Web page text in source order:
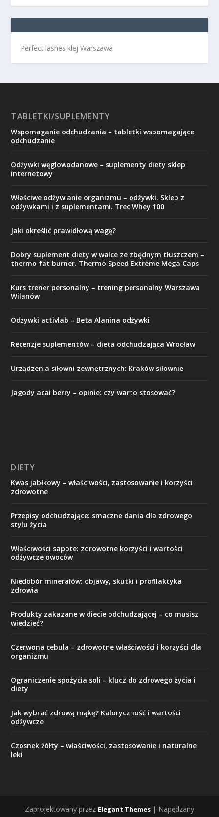
Perfect lashes klej Warszawa
TABLETKI/SUPLEMENTY
Wspomaganie odchudzania – tabletki wspomagające
odchudzanie
Odżywki węglowodanowe – suplementy diety sklep
internetowy
Właściwe odżywianie organizmu – odżywki. Sklep z
odżywkami i z suplementami. Trec Whey 100
Jaki określić prawidłową wagę?
Dobry suplement diety w walce ze zbędnym tłuszczem –
thermo fat burner. Thermo Speed Extreme Mega Caps
Kurs trener personalny – trening personalny Warszawa
Wilanów
Odżywki activlab – Beta Alanina odżywki
Recenzje suplementów – dieta odchudzająca Wrocław
Urządzenia siłowni zewnętrznych: Kraków siłownie
Jagody acai berry – opinie: czy warto stosować?
DIETY
Kwas jabłkowy – właściwości, zastosowanie i korzyści
zdrowotne
Przepisy odchudzające: smaczne dania dla zdrowego
stylu życia
Właściwości sapote: zdrowotne korzyści i wartości
odżywcze owoców
Niedobór minerałów: objawy, skutki i profilaktyka
zdrowia
Produkty zakazane w diecie odchudzającej – co musisz
wiedzieć?
Czerwona cebula – zdrowotne właściwości i korzyści dla
organizmu
Ograniczenie spożycia soli – klucz do zdrowego życia i
diety
Jak wybrać zdrową mąkę? Kaloryczność i wartości
odżywcze
Czosnek żółty – właściwości, zastosowanie i naturalne
leki
Zaprojektowany przez Elegant Themes | Napędzany